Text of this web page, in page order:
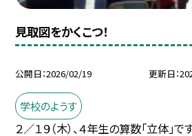
見取図をかくこつ！
公開日 2026/02/19 更新日
学校のようす
２／１９（木）、４年生の算数「立体」